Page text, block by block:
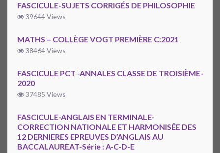
FASCICULE-SUJETS CORRIGÉS DE PHILOSOPHIE
39644 Views
MATHS – COLLÈGE VOGT PREMIÈRE C:2021
38464 Views
FASCICULE PCT -ANNALES CLASSE DE TROISIÈME-
2020
37485 Views
FASCICULE-ANGLAIS EN TERMINALE-
CORRECTION NATIONALE ET HARMONISÉE DES
12 DERNIERES EPREUVES D’ANGLAIS AU
BACCALAUREAT-Série : A-C-D-E